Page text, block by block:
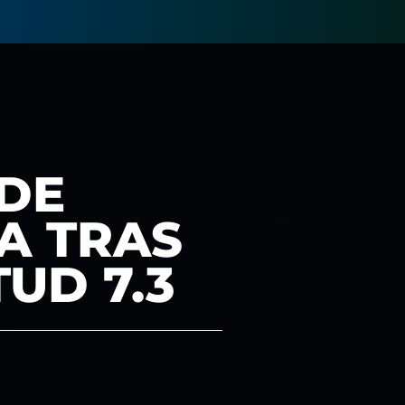
TRAS
7.3